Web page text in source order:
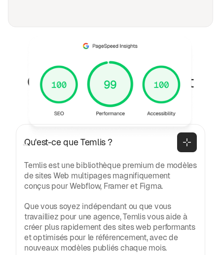
Questions fréquemment
posées
Général
Qu'est-ce que Temlis ?
Temlis est une bibliothèque premium de modèles
de sites Web multipages magnifiquement
conçus pour Webflow, Framer et Figma.
Que vous soyez indépendant ou que vous
travailliez pour une agence, Temlis vous aide à
créer plus rapidement des sites web performants
et optimisés pour le référencement, avec de
nouveaux modèles publiés chaque mois.